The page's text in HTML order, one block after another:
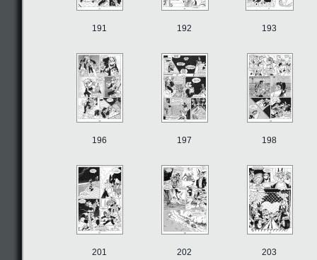
191 192 193
196 197 198
201 202 203